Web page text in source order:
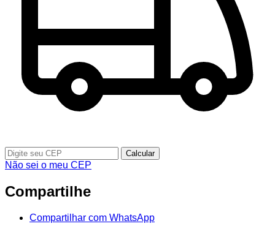
Calcular
Não sei o meu CEP
Compartilhe
Compartilhar com WhatsApp